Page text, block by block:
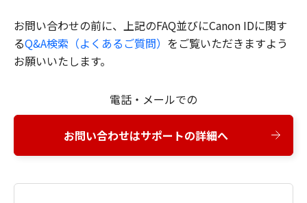
お問い合わせの前に、上記のFAQ並びにCanon IDに関す
るQ&A検索（よくあるご質問） をご覧いただきますよう
お願いいたします。
電話・メールでの
お問い合わせはサポートの詳細へ